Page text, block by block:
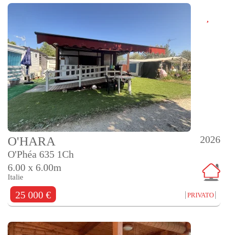
2026
O'HARA
O'Phéa 635 1Ch
6.00 x 6.00m
Italie
25 000 € PRIVATO